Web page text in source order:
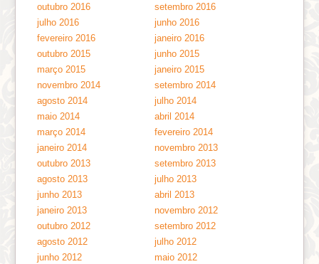
outubro 2016
setembro 2016
julho 2016
junho 2016
fevereiro 2016
janeiro 2016
outubro 2015
junho 2015
março 2015
janeiro 2015
novembro 2014
setembro 2014
agosto 2014
julho 2014
maio 2014
abril 2014
março 2014
fevereiro 2014
janeiro 2014
novembro 2013
outubro 2013
setembro 2013
agosto 2013
julho 2013
junho 2013
abril 2013
janeiro 2013
novembro 2012
outubro 2012
setembro 2012
agosto 2012
julho 2012
junho 2012
maio 2012